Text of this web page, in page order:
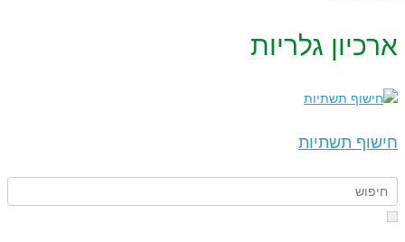
ארכיון גלריות
חישוף תשתיות